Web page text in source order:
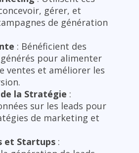
gérer, et
de génération
: Bénéficient des
pour alimenter
ventes et améliorer les
la Stratégie :
sur les leads pour
de marketing et
et Startups :